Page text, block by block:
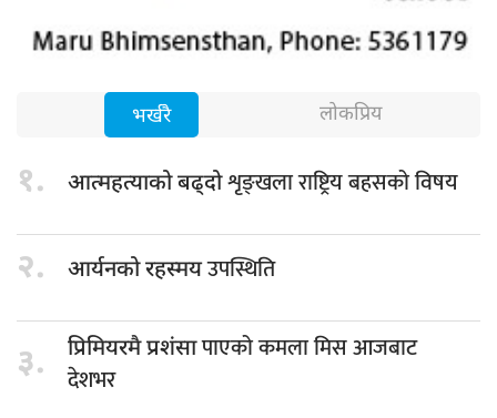
भर्खरै लोकप्रिय
१. आत्महत्याको बढ्दोशृङ्खला राष्ट्रिय बहसको विषय
२. आर्यनको रहस्मयउपस्थिति
३. प्रिमियरमै प्रशंसापाएको कमला मिस आजबाट
देशभर